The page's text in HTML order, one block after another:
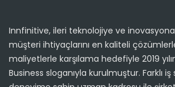
Innfinitive, ileri teknolojiye ve
müşteri ihtiyaçlarını en kaliteli
maliyetlerle karşılama hedefiyle 2019
Business sloganıyla kurulmuştur. Farklı